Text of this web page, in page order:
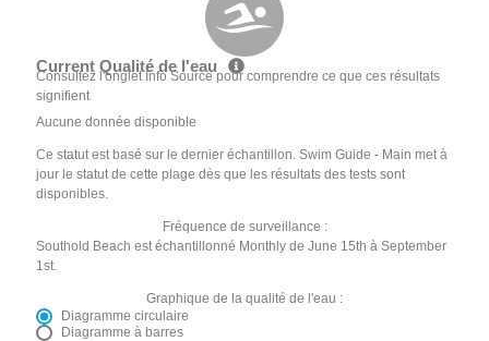
Current Qualité de l'eau
Consultez l'onglet Info Source pour comprendre ce que ces résultats
signifient
Aucune donnée disponible
Ce statut est basé sur le dernier échantillon. Swim Guide - Main met à
jour le statut de cette plage dès que les résultats des tests sont
disponibles.
Fréquence de surveillance :
Southold Beach est échantillonné Monthly de June 15th à September
1st.
Graphique de la qualité de l'eau :
Diagramme circulaire
Diagramme à barres